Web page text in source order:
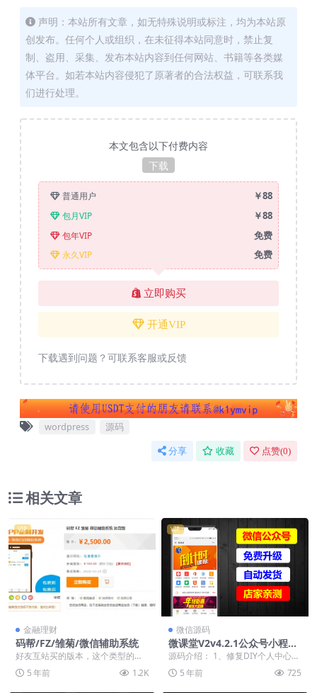
声明：本站所有文章，如无特殊说明或标注，均为本站原
创发布。任何个人或组织，在未征得本站同意时，禁止复
制、盗用、采集、发布本站内容到任何网站、书籍等各类媒
体平台。如若本站内容侵犯了原著者的合法权益，可联系我
们进行处理。
本文包含以下付费内容
下载
普通用户 ￥88
包月VIP ￥88
包年VIP 免费
永久VIP 免费
立即购买
开通VIP
下载遇到问题？可联系客服或反馈
wordpress 源码
分享 收藏 点赞(0)
相关文章
VIP
金融理财
码帮/FZ/雏菊/微信辅助系统
好友互站买的版本，这个类型的程
序好像一直都没流通过，只是相对
冷门一些。K1源码网...
5 年前 1.2K
VIP
微信源码
微课堂V2v4.2.1公众号小程序
+插件+前端
源码介绍： 1、修复DIY个人中心页
面点击头像昵称无法同步微信头像
昵称问题。 2...
5 年前 725